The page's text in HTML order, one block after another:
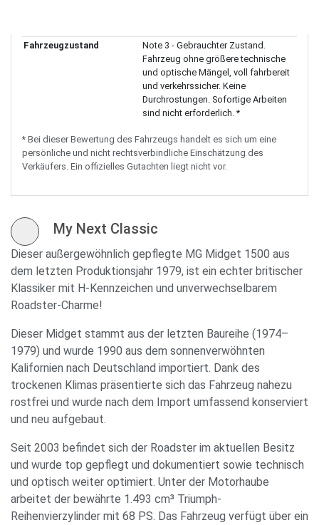
My Next Classic
Dieser außergewöhnlich gepflegte MG Midget 1500 aus
dem letzten Produktionsjahr 1979, ist ein echter britischer
Klassiker mit H-Kennzeichen und unverwechselbarem
Roadster-Charme!
Dieser Midget stammt aus der letzten Baureihe (1974–
1979) und wurde 1990 aus dem sonnenverwöhnten
Kalifornien nach Deutschland importiert. Dank des
trockenen Klimas präsentierte sich das Fahrzeug nahezu
rostfrei und wurde nach dem Import umfassend konserviert
und neu aufgebaut.
Seit 2003 befindet sich der Roadster im aktuellen Besitz
und wurde top gepflegt und dokumentiert sowie technisch
und optisch weiter optimiert. Unter der Motorhaube
arbeitet der bewährte 1.493 cm³ Triumph-
Reihenvierzylinder mit 68 PS. Das Fahrzeug verfügt über ein
Fahrzeugzustand
Note 3 - Gebrauchter Zustand.
Fahrzeug ohne größere technische
und optische Mängel, voll fahrbereit
und verkehrssicher. Keine
Durchrostungen. Sofortige Arbeiten
sind nicht erforderlich. *
* Bei dieser Bewertung des Fahrzeugs handelt es sich um eine
persönliche und nicht rechtsverbindliche Einschätzung des
Verkäufers. Ein offizielles Gutachten liegt nicht vor.